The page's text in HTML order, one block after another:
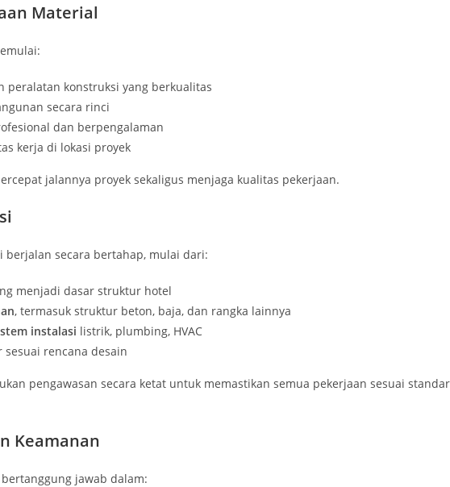
Material
peralatan konstruksi yang berkualitas
secara rinci
dan berpengalaman
kerja di lokasi proyek
jalannya proyek sekaligus menjaga kualitas pekerjaan.
berjalan secara bertahap, mulai dari:
menjadi dasar struktur hotel
, termasuk struktur beton, baja, dan rangka lainnya
instalasi listrik, plumbing, HVAC
rencana desain
pengawasan secara ketat untuk memastikan semua pekerjaan sesuai
Keamanan
jawab dalam: